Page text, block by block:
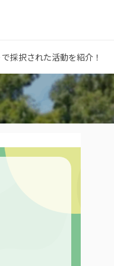
採択された活動を紹介！